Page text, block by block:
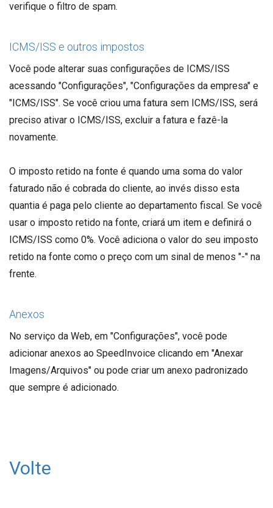
verifique o filtro de spam.
ICMS/ISS e outros impostos
Você pode alterar suas configurações de ICMS/ISS
acessando "Configurações", "Configurações da empresa" e
"ICMS/ISS". Se você criou uma fatura sem ICMS/ISS, será
preciso ativar o ICMS/ISS, excluir a fatura e fazê-la
novamente.
O imposto retido na fonte é quando uma soma do valor
faturado não é cobrada do cliente, ao invés disso esta
quantia é paga pelo cliente ao departamento fiscal. Se você
usar o imposto retido na fonte, criará um item e definirá o
ICMS/ISS como 0%. Você adiciona o valor do seu imposto
retido na fonte como o preço com um sinal de menos "-" na
frente.
Anexos
No serviço da Web, em "Configurações", você pode
adicionar anexos ao SpeedInvoice clicando em "Anexar
Imagens/Arquivos" ou pode criar um anexo padronizado
que sempre é adicionado.
Volte